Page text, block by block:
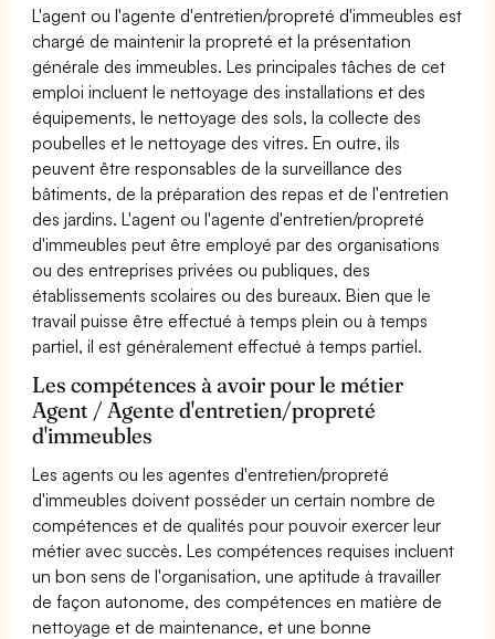
L'agent ou l'agente d'entretien/propreté d'immeubles est
chargé de maintenir la propreté et la présentation
générale des immeubles. Les principales tâches de cet
emploi incluent le nettoyage des installations et des
équipements, le nettoyage des sols, la collecte des
poubelles et le nettoyage des vitres. En outre, ils
peuvent être responsables de la surveillance des
bâtiments, de la préparation des repas et de l'entretien
des jardins. L'agent ou l'agente d'entretien/propreté
d'immeubles peut être employé par des organisations
ou des entreprises privées ou publiques, des
établissements scolaires ou des bureaux. Bien que le
travail puisse être effectué à temps plein ou à temps
partiel, il est généralement effectué à temps partiel.
Les compétences à avoir pour le métier
Agent / Agente d'entretien/propreté
d'immeubles
Les agents ou les agentes d'entretien/propreté
d'immeubles doivent posséder un certain nombre de
compétences et de qualités pour pouvoir exercer leur
métier avec succès. Les compétences requises incluent
un bon sens de l'organisation, une aptitude à travailler
de façon autonome, des compétences en matière de
nettoyage et de maintenance, et une bonne